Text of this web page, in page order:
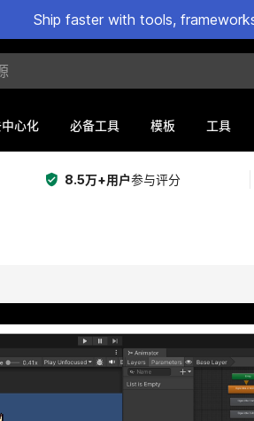
Ship faster with tools,
心化 必备工具 模板 工具
8.5万+用户参与评分